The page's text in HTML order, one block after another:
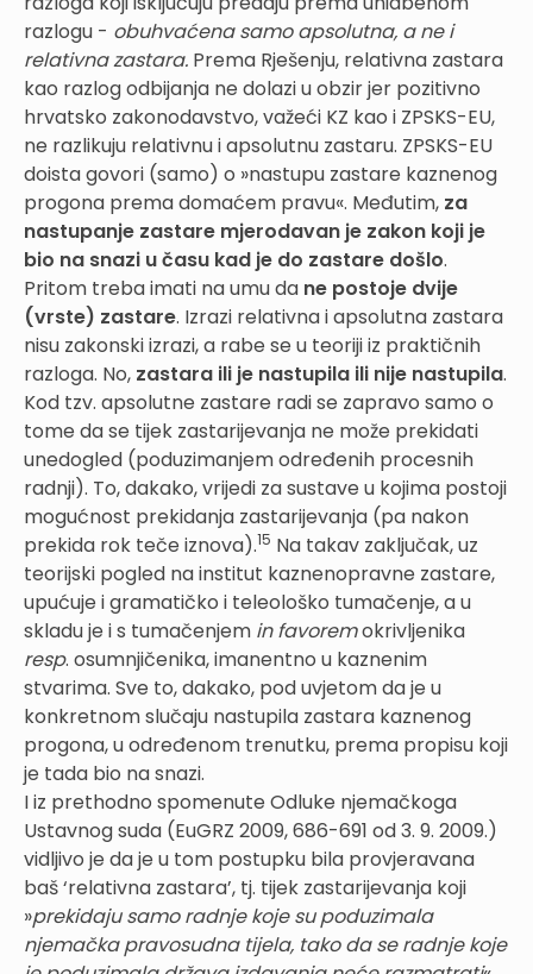
razlogu - obuhvaćena samo apsolutna, a ne i
relativna zastara. Prema Rješenju, relativna zastara
kao razlog odbijanja ne dolazi u obzir jer pozitivno
hrvatsko zakonodavstvo, važeći KZ kao i ZPSKS-EU,
ne razlikuju relativnu i apsolutnu zastaru. ZPSKS-EU
doista govori (samo) o »nastupu zastare kaznenog
progona prema domaćem pravu«. Međutim, za
nastupanje zastare mjerodavan je zakon koji je
bio na snazi u času kad je do zastare došlo.
Pritom treba imati na umu da ne postoje dvije
(vrste) zastare. Izrazi relativna i apsolutna zastara
nisu zakonski izrazi, a rabe se u teoriji iz praktičnih
razloga. No, zastara ili je nastupila ili nije nastupila.
Kod tzv. apsolutne zastare radi se zapravo samo o
tome da se tijek zastarijevanja ne može prekidati
unedogled (poduzimanjem određenih procesnih
radnji). To, dakako, vrijedi za sustave u kojima postoji
mogućnost prekidanja zastarijevanja (pa nakon
prekida rok teče iznova).15 Na takav zaključak, uz
teorijski pogled na institut kaznenopravne zastare,
upućuje i gramatičko i teleološko tumačenje, a u
skladu je i s tumačenjem in favoremokrivljenika
resp. osumnjičenika, imanentno u kaznenim
stvarima. Sve to, dakako, pod uvjetom da je u
konkretnom slučaju nastupila zastara kaznenog
progona, u određenom trenutku, prema propisu koji
je tada bio na snazi.
I iz prethodno spomenute Odluke njemačkoga
Ustavnog suda (EuGRZ 2009, 686-691 od 3. 9. 2009.)
vidljivo je da je u tom postupku bila provjeravana
baš ‘relativna zastara’, tj. tijek zastarijevanja koji
»prekidaju samo radnje koje su poduzimala
njemačka pravosudna tijela, tako da se radnje koje